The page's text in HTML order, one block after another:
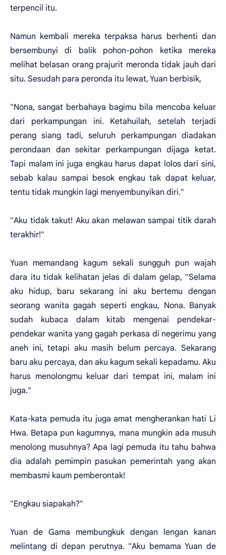
terpencil itu.
Namun kembali mereka terpaksa harus berhenti dan
bersembunyi di balik pohon-pohon ketika mereka
melihat belasan orang prajurit meronda tidak jauh dari
situ. Sesudah para peronda itu lewat, Yuan berbisik,
"Nona, sangat berbahaya bagimu bila mencoba keluar
dari perkampungan ini. Ketahuilah, setelah terjadi
perang siang tadi, seluruh perkampungan diadakan
perondaan dan sekitar perkampungan dijaga ketat.
Tapi malam ini juga engkau harus dapat lolos dari sini,
sebab kalau sampai besok engkau tak dapat keluar,
tentu tidak mungkin lagi menyembunyikan diri."
"Aku tidak takut! Aku akan melawan sampai titik darah
terakhir!"
Yuan memandang kagum sekali sungguh pun wajah
dara itu tidak kelihatan jelas di dalam gelap, "Selama
aku hidup, baru sekarang ini aku bertemu dengan
seorang wanita gagah seperti engkau, Nona. Banyak
sudah kubaca dalam kitab mengenai pendekar-
pendekar wanita yang gagah perkasa di negerimu yang
aneh ini, tetapi aku masih belum percaya. Sekarang
baru aku percaya, dan aku kagum sekali kepadamu. Aku
harus menolongmu keluar dari tempat ini, malam ini
juga."
Kata-kata pemuda itu juga amat mengherankan hati Li
Hwa. Betapa pun kagumnya, mana mungkin ada musuh
menolong musuhnya? Apa lagi pemuda itu tahu bahwa
dia adalah pemimpin pasukan pemerintah yang akan
membasmi kaum pemberontak!
"Engkau siapakah?"
Yuan de Gama membungkuk dengan lengan kanan
melintang di depan perutnya. "Aku bemama Yuan de